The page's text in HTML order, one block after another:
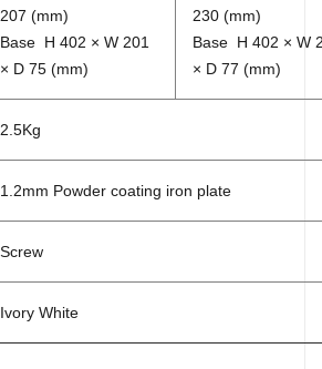
207 (mm)
Base H 402 × W 201
× D 75 (mm)
230 (mm)
Base H 402 × W
× D 77 (mm)
2.5Kg
1.2mm Powder coating iron plate
Screw
Ivory White